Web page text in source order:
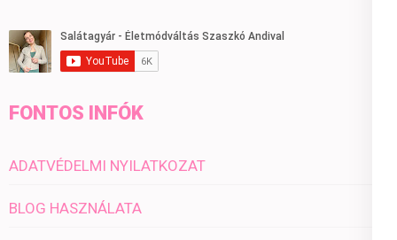
FONTOS INFÓK
ADATVÉDELMI NYILATKOZAT
BLOG HASZNÁLATA